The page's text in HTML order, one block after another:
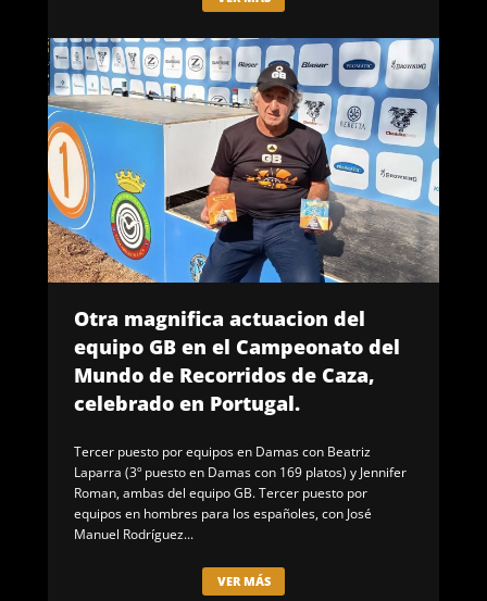
Otra magnifica actuacion del
equipo GB en el Campeonato del
Mundo de Recorridos de Caza,
celebrado en Portugal.
Tercer puesto por equipos en Damas con Beatriz
Laparra (3º puesto en Damas con 169 platos) y Jennifer
Roman, ambas del equipo GB. Tercer puesto por
equipos en hombres para los españoles, con José
Manuel Rodríguez...
VER MÁS